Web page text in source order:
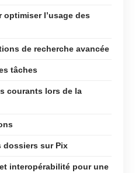
l’usage des
de recherche avancée
tâches
courants lors de la
dossiers sur Pix
interopérabilité pour une